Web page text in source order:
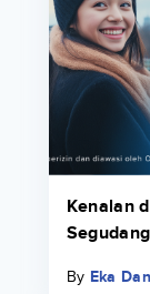
Kenalan
By Eka